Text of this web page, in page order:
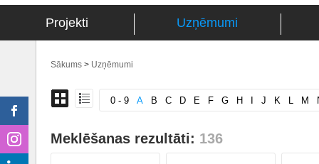
Projekti Uzņēmumi
Sākums > Uzņēmumi
0 - 9 A B C D E F G H J K L M
Meklēšanas rezultāti: 136